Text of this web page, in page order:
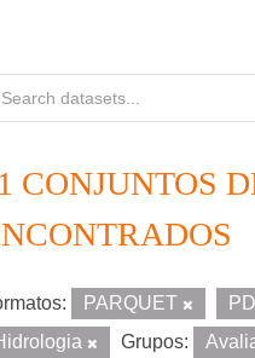
CONJUNTOS
PARQUET
Grupos: